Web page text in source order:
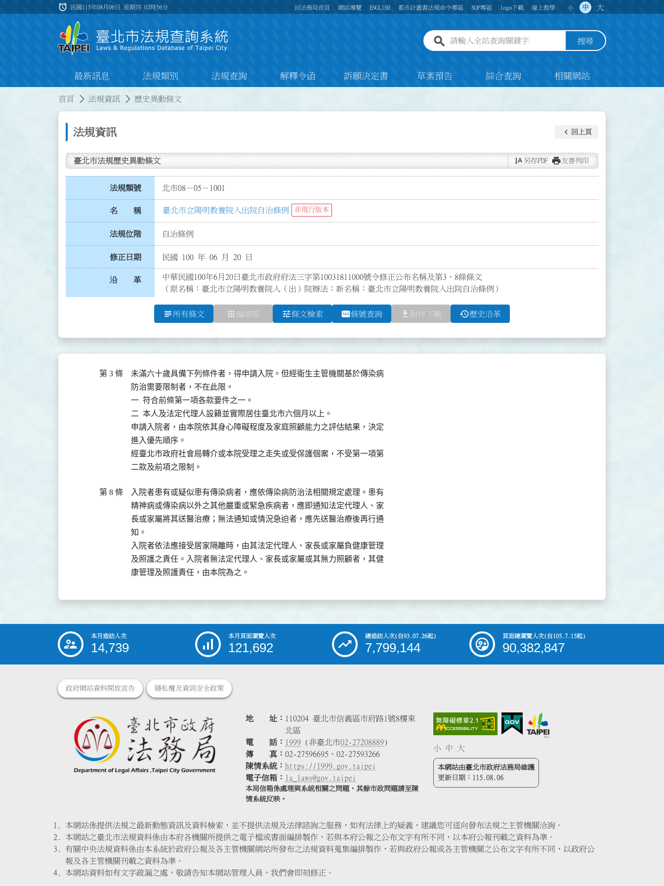
:::
alarm 民國115年08月06日 星期四02時56分 回法務局首頁 網站導覽 ENGLISH 都市計畫書法規命令專區 SOP專區 logo下載 線上教學 小 中 大
全站查詢關鍵字欄位 搜尋
最新訊息 法規類別 法規查詢 解釋令函 訴願決定書 草案預告 綜合查詢 相關網站
首頁 法規資訊 歷史異動條文
法規資訊 keyboard_arrow_left 回上頁
臺北市法規歷史異動條文 text_rotate_vertical 另存PDF print友善列印
法規類號 北市08－05－1001
名 稱 臺北市立陽明教養院入出院自治條例 非現行版本
法規位階 自治條例
修正日期 民國 100 年 06 月 20 日
沿 革
中華民國100年6月20日臺北市政府府法三字第10031811000號令修正公布名稱及第3、8條條文
（原名稱：臺北市立陽明教養院入（出）院辦法；新名稱：臺北市立陽明教養院入出院自治條例）
subject 所有條文 apps 編章節 tune條文檢索 pin條號查詢 file_download 附件下載 history歷史沿革
第 3 條
未滿六十歲具備下列條件者，得申請入院。但經衛生主管機關基於傳染病
防治需要限制者，不在此限。
一  符合前條第一項各款要件之一。
二  本人及法定代理人設籍並實際居住臺北市六個月以上。
申請入院者，由本院依其身心障礙程度及家庭照顧能力之評估結果，決定
進入優先順序。
經臺北市政府社會局轉介或本院受理之走失或受保護個案，不受第一項第
二款及前項之限制。
第 8 條
入院者患有或疑似患有傳染病者，應依傳染病防治法相關規定處理。患有
精神病或傳染病以外之其他嚴重或緊急疾病者，應即通知法定代理人、家
長或家屬將其送醫治療；無法通知或情況急迫者，應先送醫治療後再行通
知。
入院者依法應接受居家隔離時，由其法定代理人、家長或家屬負健康管理
及照護之責任。入院者無法定代理人、家長或家屬或其無力照顧者，其健
康管理及照護責任，由本院為之。
::: 本月造訪人次
14,739
本月頁面瀏覽人次
121,692
總造訪人次(自93.07.26起)
7,799,144
頁面總瀏覽人次(自105.7.15起)
90,382,847
政府網站資料開放宣告 隱私權及資訊安全政策
地 址
110204 臺北市信義區市府路1號8樓東
北區
電 話
1999 (非臺北市02-27208889)
傳 真
02-27596695、02-27593266
陳情系統
https://1999.gov.taipei
電子信箱
la_laws@gov.taipei
本局信箱係處理與系統相關之問題，其餘市政問題請至陳
情系統反映。
小 中 大
本網站由臺北市政府法務局維護
更新日期： 115.08.06
本網站係提供法規之最新動態資訊及資料檢索，並不提供法規及法律諮詢之服務，如有法律上的疑義，建議您可逕向發布法規之主管機關洽詢。
本網站之臺北市法規資料係由本府各機關所提供之電子檔或書面編排製作，若與本府公報之公布文字有所不同，以本府公報刊載之資料為準。
有關中央法規資料係由本系統於政府公報及各主管機關網站所發布之法規資料蒐集編排製作，若與政府公報或各主管機關之公布文字有所不同，以政府公
報及各主管機關刊載之資料為準。
本網站資料如有文字疏漏之處，敬請告知本網站管理人員，我們會即刻修正。